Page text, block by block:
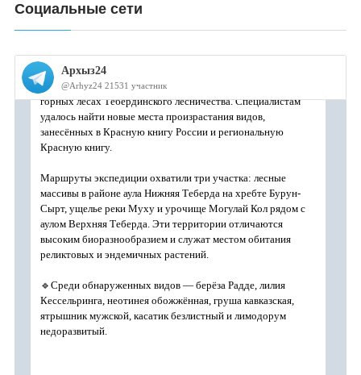
Социальные сети